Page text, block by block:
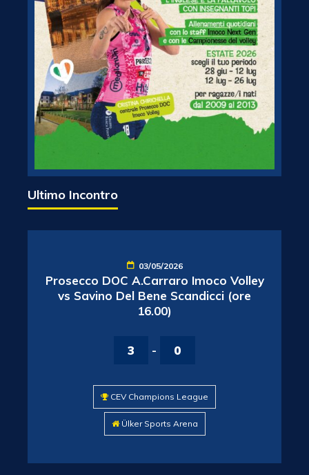
Ultimo Incontro
03/05/2026
Prosecco DOC A.Carraro Imoco Volley
vs Savino Del Bene Scandicci (ore
16.00)
3 - 0
CEV Champions League
Ülker Sports Arena